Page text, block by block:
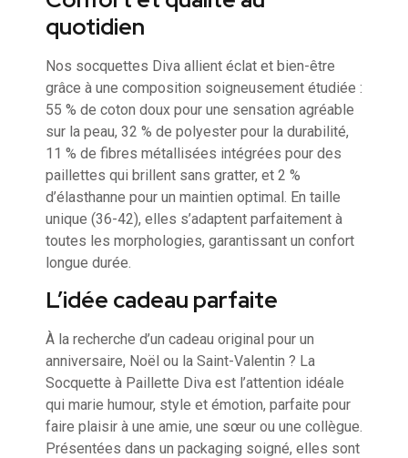
quotidien
Nos socquettes Diva allient éclat et bien-être
grâce à une composition soigneusement étudiée :
55 % de coton doux pour une sensation agréable
sur la peau, 32 % de polyester pour la durabilité,
11 % de fibres métallisées intégrées pour des
paillettes qui brillent sans gratter, et 2 %
d’élasthanne pour un maintien optimal. En taille
unique (36-42), elles s’adaptent parfaitement à
toutes les morphologies, garantissant un confort
longue durée.
L’idée cadeau parfaite
À la recherche d’un cadeau original pour un
anniversaire, Noël ou la Saint-Valentin ? La
Socquette à Paillette Diva est l’attention idéale
qui marie humour, style et émotion, parfaite pour
faire plaisir à une amie, une sœur ou une collègue.
Présentées dans un packaging soigné, elles sont